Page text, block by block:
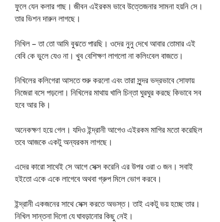
ফুলে যেন কলার গাছ। জীবন এইরকম ভাবে উত্তেজনার সামনা হয়নি সে।
তার ভিশন দারুন লাগছে।
নিখিল – তা তো আমি বুঝতে পারছি। ওদের নুনু দেখে আবার তোমার এই
বেবি কে ভুলে যেও না। খুব বেশিক্ষণ লাগলো না কলিংবেল বাজতে।
নিখিলের কলিগেরা আসতে শুরু করলো এবং তারা সুন্দর ভদ্রভাবে সোফায়
নিজেরা বসে পড়লো। নিখিলের মাথায় খালি চিন্তা ঘুরঘুর করছে কিভাবে সব
হবে আর কি।
অনেকক্ষণ হয়ে গেল। যদিও ইন্দ্রানী আগেও এইরকম মাগির মতো করেছিল
তবে আজকে একটু অন্যরকম লাগছে।
এদের কারো সাথেই সে আগে সেক্স করেনি এর উপর ওরা ৩ জন। সবাই
হইতো একে একে লাগেবে অথবা গ্রুপ মিলে ভোগ করবে।
ইন্দ্রানী একজনের সাথে সেক্স করতে অভস্ত। তাই একটু ভয় হচ্ছে তার।
নিখিল সান্তনা দিলো যে ঘাবড়ানোর কিছু নেই।